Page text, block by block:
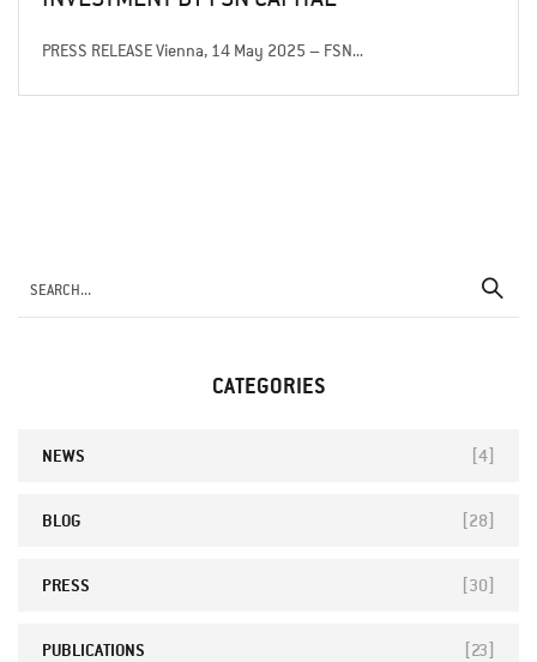
PRESS RELEASE Vienna, 14 May 2025 – FSN...
CATEGORIES
NEWS [4]
BLOG [28]
PRESS [30]
PUBLICATIONS [23]